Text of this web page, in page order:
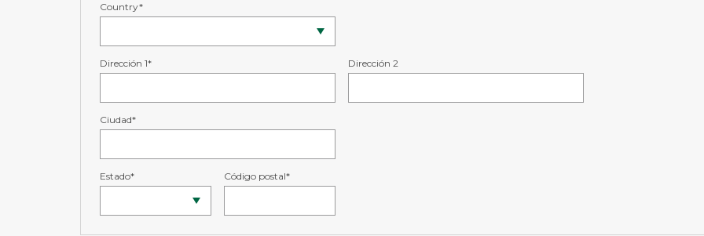
Country*
Dirección 1* Dirección 2
Ciudad*
Estado* Código postal*